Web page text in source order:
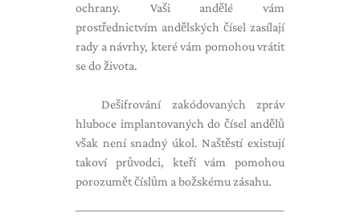
ochrany. Vaši andělé vám
prostřednictvím andělských čísel zasílají
rady a návrhy, které vám pomohou vrátit
se do života.
Dešifrování zakódovaných zpráv
hluboce implantovaných do čísel andělů
však není snadný úkol. Naštěstí existují
takoví průvodci, kteří vám pomohou
porozumět číslům a božskému zásahu.